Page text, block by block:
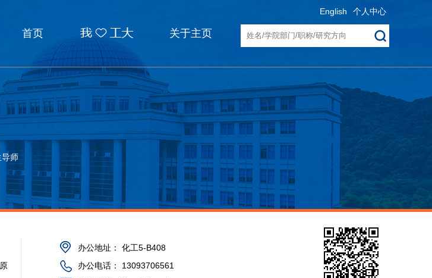
English 个人中心
首页 我❤工大 关于主页
导师
办公地址：
化工5-B408
办公电话：
13093706561